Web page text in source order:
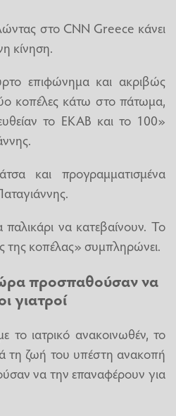
στο CNN Greece κάνει
κίνηση.
επιφώνημα και ακριβώς
κοπέλες κάτω στο πάτωμα,
το ΕΚΑΒ και το 100»
και προγραμματισμένα
παλικάρι να κατεβαίνουν. Το
της κοπέλας» συμπληρώνει.
προσπαθούσαν να
γιατροί
το ιατρικό ανακοινωθέν, το
τη ζωή του υπέστη ανακοπή
να την επαναφέρουν για